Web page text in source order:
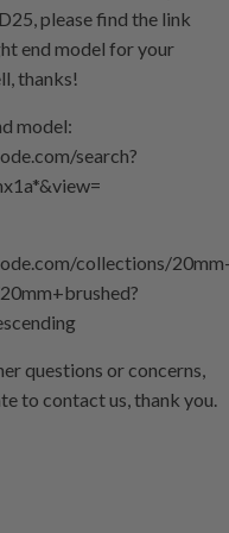
please find the link
end model for your
thanks!
model:
search?
collections/
questions or concerns,
to contact us, thank you.